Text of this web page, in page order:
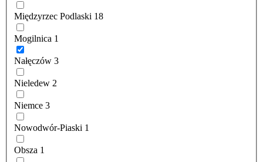
Międzyrzec Podlaski 18
Mogilnica 1
Nałęczów 3
Nieledew 2
Niemce 3
Nowodwór-Piaski 1
Obsza 1